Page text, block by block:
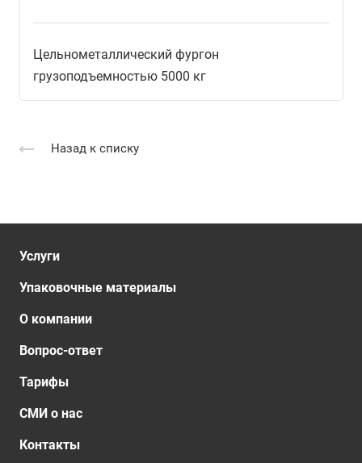
Цельнометаллический фургон
грузоподъемностью 5000 кг
Назад к списку
Услуги
Упаковочные материалы
О компании
Вопрос-ответ
Тарифы
СМИ о нас
Контакты